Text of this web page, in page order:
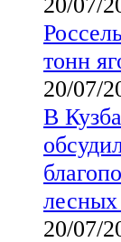
тонн
20/07/
В
20/07/